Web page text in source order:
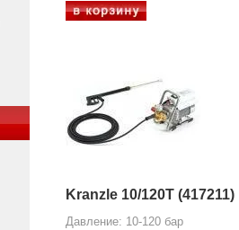
Kranzle 10/120T (417211)
Давление: 10-120 бар